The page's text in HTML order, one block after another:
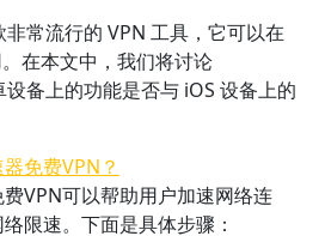
常流行的 VPN 工具，它可以在
在本文中，我们将讨论
备上的功能是否与 iOS 设备上的
免费VPN？
VPN可以帮助用户加速网络连
限速。下面是具体步骤：